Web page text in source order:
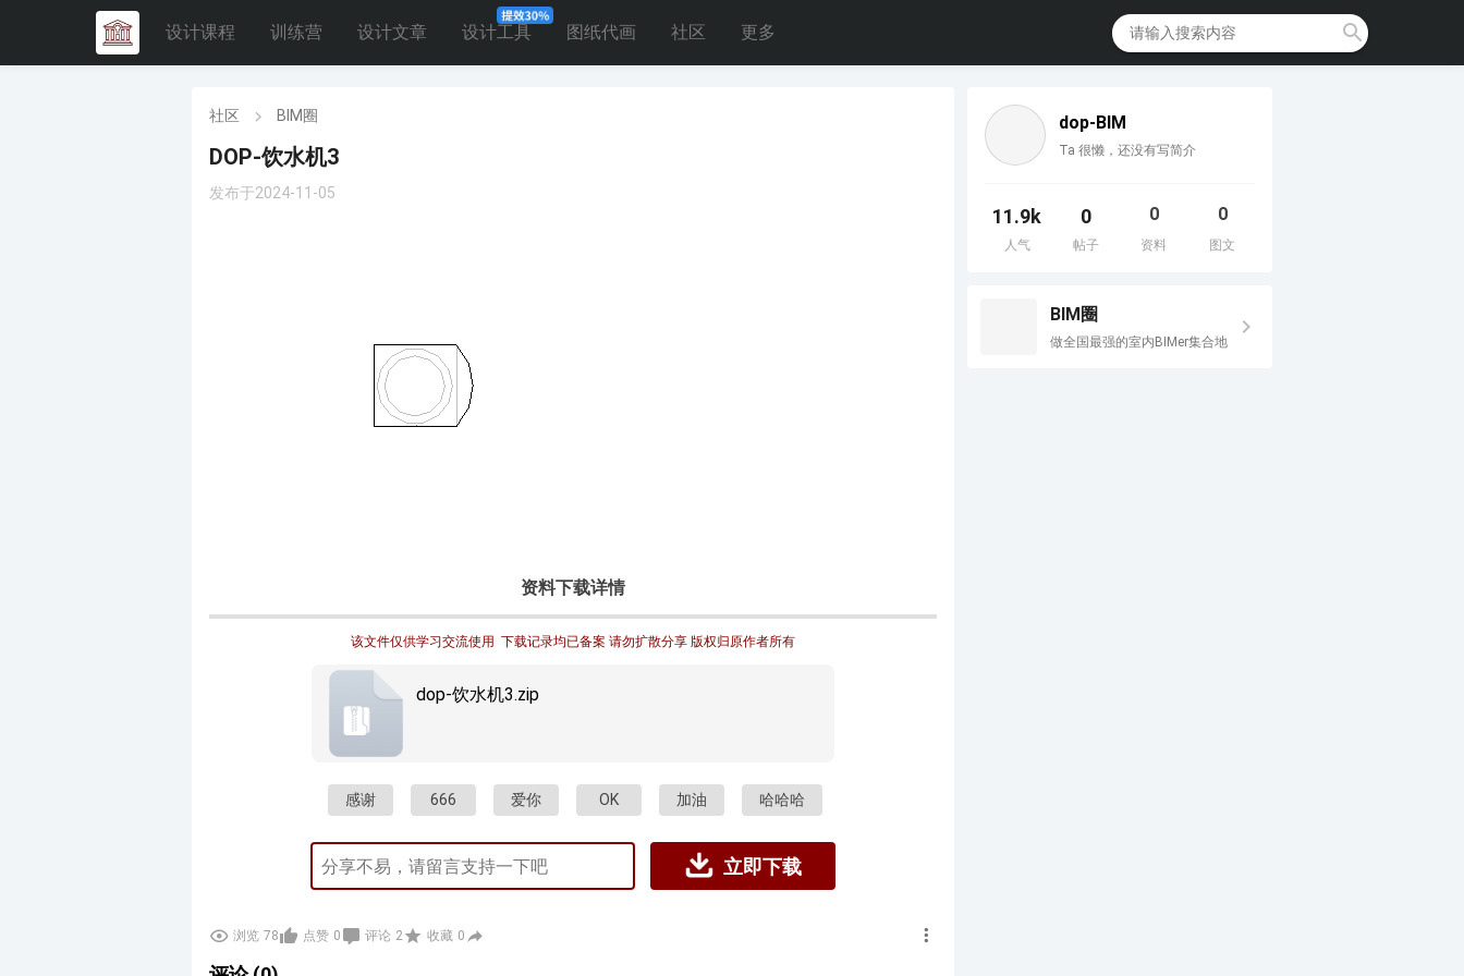
设计课程 训练营 设计文章 设计工具 图纸代画 社区 更多
社区 BIM圈
DOP-饮水机3
发布于2024-11-05
资料下载详情
该文件仅供学习交流使用  下载记录均已备案 请勿扩散分享 版权归原作者所有
dop-饮水机3.zip
感谢 666 爱你 OK 加油 哈哈哈
立即下载
浏览 78 点赞 0 评论 2 收藏 0
dop-BIM
Ta 很懒，还没有写简介
11.9k
人气
0
帖子
0
资料
0
图文
BIM圈
做全国最强的室内BIMer集合地